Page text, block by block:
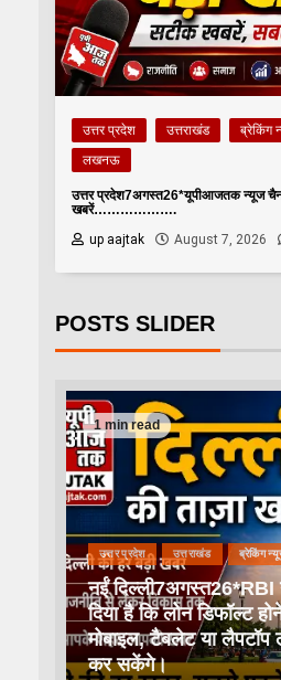
उत्तर प्रदेश उत्तराखंड ब्रेकिंग
लखनऊ
उत्तर प्रदेश7अगस्त26*यूपीआजतक न्यूज
खबरें……………….
up aajtak
August 7, 2026
POSTS SLIDER
1 min read
उत्तर प्रदेश उत्तराखंड ब्रेकिंग
नईं दिल्ली7अगस्त26*RBI
दिया है कि लोन डिफॉल्ट
मोबाइल, टैबलेट या लैपटॉप
कर सकेंगे।